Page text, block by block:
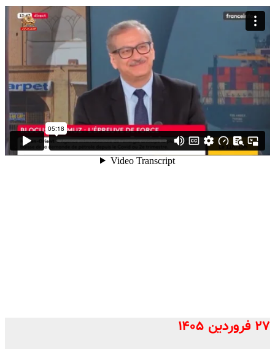
۲۷ فروردین ۱۴۰۵